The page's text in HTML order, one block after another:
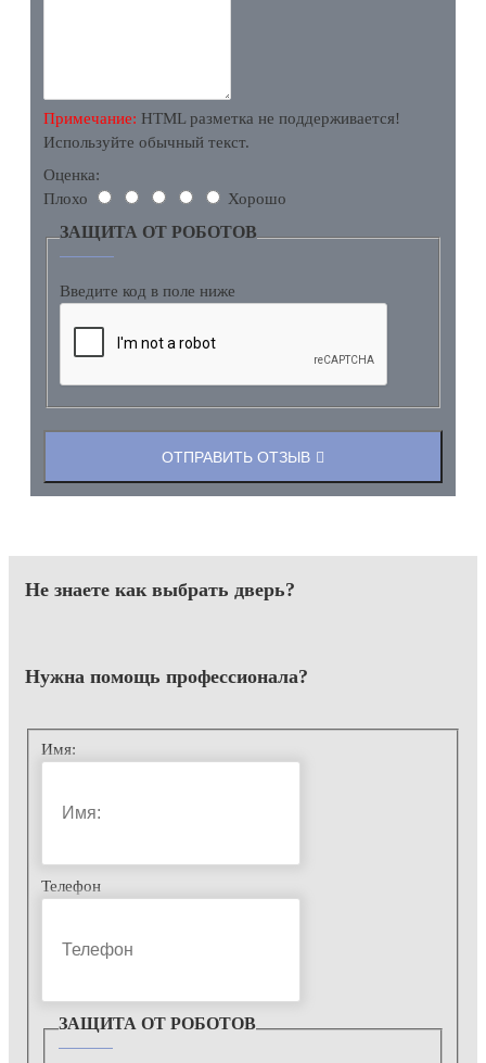
Примечание: HTML разметка не поддерживается!
Используйте обычный текст.
Оценка:
Плохо
Хорошо
ЗАЩИТА ОТ РОБОТОВ
Введите код в поле ниже
ОТПРАВИТЬ ОТЗЫВ
Не знаете как выбрать дверь?
Нужна помощь профессионала?
Имя:
Телефон
ЗАЩИТА ОТ РОБОТОВ